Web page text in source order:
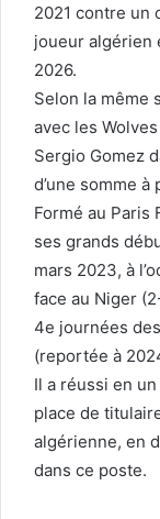
2021 contre un
joueur algérien
2026.
Selon la même
avec les
Sergio Gomez
d’une somme à
Formé au Paris
ses grands
mars 2023, à
face au Niger
4e journées
(reportée à
Il a réussi en
place de
algérienne, en
dans ce poste.